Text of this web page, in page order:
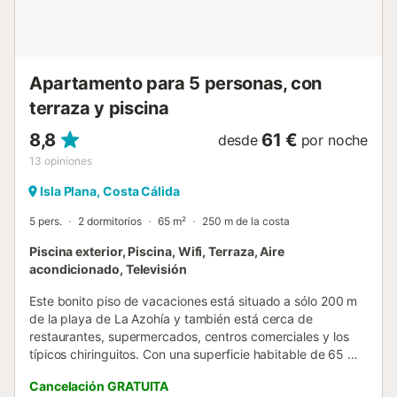
Apartamento para 5 personas, con
terraza y piscina
8,8
13 opiniones
desde 61 € por noche
Isla Plana, Costa Cálida
5 pers. 2 dormitorios 65 m² 250 m de la costa
Piscina exterior, Piscina, Wifi, Terraza, Aire
acondicionado, Televisión
Este bonito piso de vacaciones está situado a sólo 200 m
de la playa de La Azohía y también está cerca de
restaurantes, supermercados, centros comerciales y los
típicos chiringuitos. Con una superficie habitable de 65 m²,
superficie total de las terrazas es de 235 m². El piso
Cancelación GRATUITA